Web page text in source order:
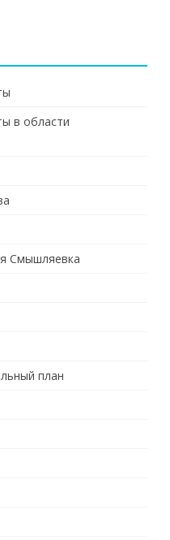
в области
Смышляевка
план